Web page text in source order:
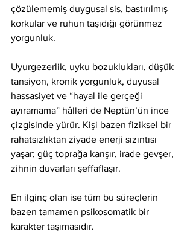
çözülememiş duygusal sis, bastırılmış
korkular ve ruhun taşıdığı görünmez
yorgunluk.
Uyurgezerlik, uyku bozuklukları, düşük
tansiyon, kronik yorgunluk, duyusal
hassasiyet ve “hayal ile gerçeği
ayıramama” hâlleri de Neptün’ün ince
çizgisinde yürür. Kişi bazen fiziksel bir
rahatsızlıktan ziyade enerji sızıntısı
yaşar; güç toprağa karışır, irade gevşer,
zihnin duvarları şeffaflaşır.
En ilginç olan ise tüm bu süreçlerin
bazen tamamen psikosomatik bir
karakter taşımasıdır.